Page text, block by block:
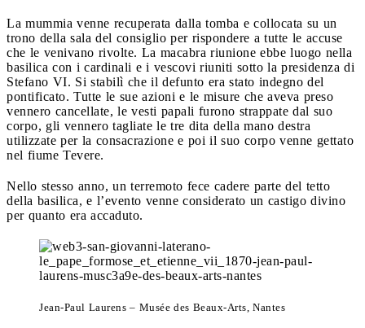
La mummia venne recuperata dalla tomba e collocata su un
trono della sala del consiglio per rispondere a tutte le accuse
che le venivano rivolte. La macabra riunione ebbe luogo nella
basilica con i cardinali e i vescovi riuniti sotto la presidenza di
Stefano VI. Si stabilì che il defunto era stato indegno del
pontificato. Tutte le sue azioni e le misure che aveva preso
vennero cancellate, le vesti papali furono strappate dal suo
corpo, gli vennero tagliate le tre dita della mano destra
utilizzate per la consacrazione e poi il suo corpo venne gettato
nel fiume Tevere.
Nello stesso anno, un terremoto fece cadere parte del tetto
della basilica, e l’evento venne considerato un castigo divino
per quanto era accaduto.
Jean-Paul Laurens – Musée des Beaux-Arts, Nantes